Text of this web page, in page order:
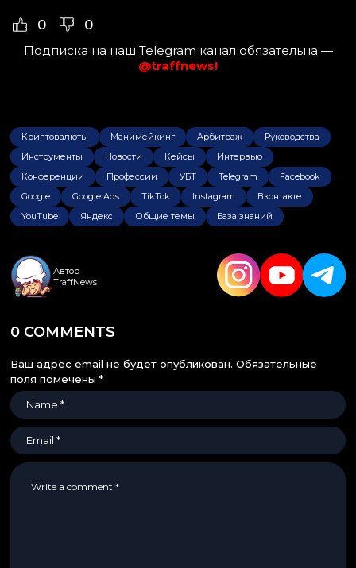
0 0
Подписка на наш Telegram канал обязательна —
@traffnews!
Криптовалюты Манимейкинг Арбитраж
Руководства
Инструменты
Новости Кейсы
Интервью
Конференции
Профессии УБТ Telegram
Facebook
Google
Google Ads TikTok Instagram
Вконтакте
YouTube
Яндекс Общие темы База знаний
Автор
TraffNews
0 COMMENTS
Ваш адрес email не будет опубликован. Обязательные
поля помечены *